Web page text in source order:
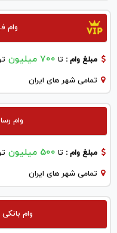
وام
مبلغ وام : تا 700 میلیون
تمامی شهر های ایران
وام رسالت ۵۰۰
مبلغ وام : تا 500 میلیون
تمامی شهر های ایران
وام بانکی تا ۱۰۰ میلیارد